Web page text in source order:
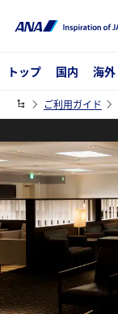
トップ 国内 海外
ご利用ガイド